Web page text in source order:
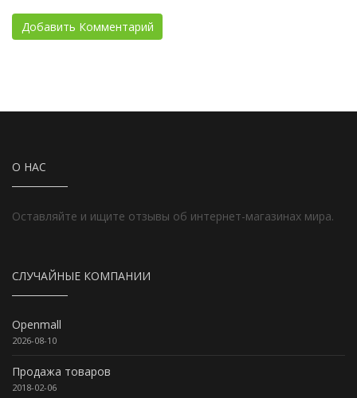
О НАС
Оставляйте и ищите отзывы об интернет-магазинах мира.
СЛУЧАЙНЫЕ КОМПАНИИ
Openmall
2026-08-10
Продажа товаров
2018-02-06